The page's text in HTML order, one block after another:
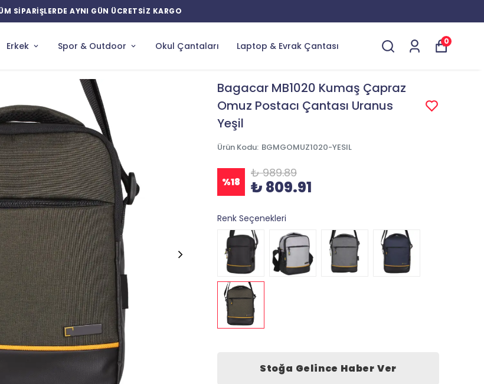
YENİ ÜRÜNLERDE ÖZEL İNDİRİMLER
Erkek Spor & Outdoor Okul Çantaları Laptop & Evrak Çantası 0
Bagacar MB1020 Kumaş Çapraz
Omuz Postacı Çantası Uranus
Yeşil
Ürün Kodu: BGMGOMUZ1020-YESIL
%18
₺ 989.89
₺ 809.91
Renk Seçenekleri
Stoğa Gelince Haber Ver